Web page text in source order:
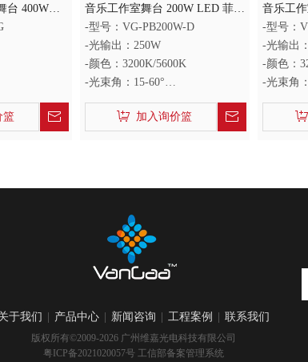
台 400W
篮
音乐工作室舞台 200W LED 菲涅
尔灯
-型号：VG-PB200W-D
-光输出：250W
-颜色：3200K/5600K
-光束角：15-60°
-显色指数：95+
加入询价篮
音乐工
尔灯
-型号：
-光输出
-颜色：
-光束角
-显色指
于我们 产品中心 新闻咨询 工程案例 联系我们
版权所有©2009-2026 广州维嘉光电科技有限公司
粤ICP备2021020057号 工信部备案管理系统